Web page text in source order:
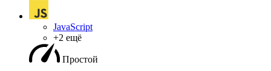
JavaScript
+2 ещё
Простой